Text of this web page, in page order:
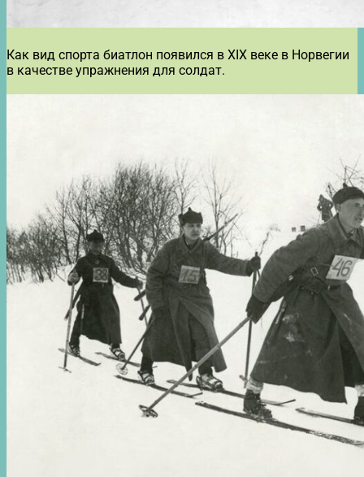
Как вид спорта биатлон появился в XIX веке в Норвегии
в качестве упражнения для солдат.